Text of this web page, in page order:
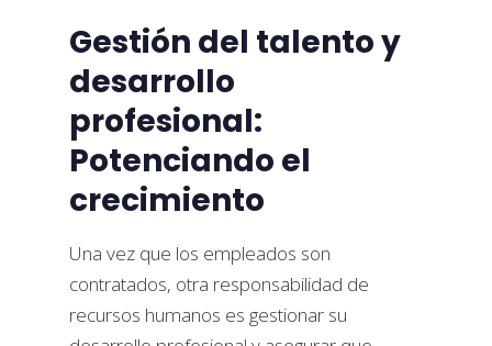
Gestión del talento y
desarrollo
profesional:
Potenciando el
crecimiento
Una vez que los empleados son
contratados, otra responsabilidad de
recursos humanos es gestionar su